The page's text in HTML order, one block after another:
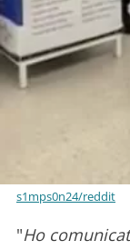
s1mps0n24/reddit
"Ho